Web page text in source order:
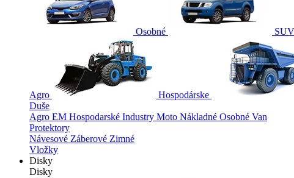
Osobné
Agro Hospodárske
Duše
Agro EM Hospodarské Industry Moto Nákladné Osobné Van
Protektory
Návesové Záberové Zimné
Vložky
Disky
Disky